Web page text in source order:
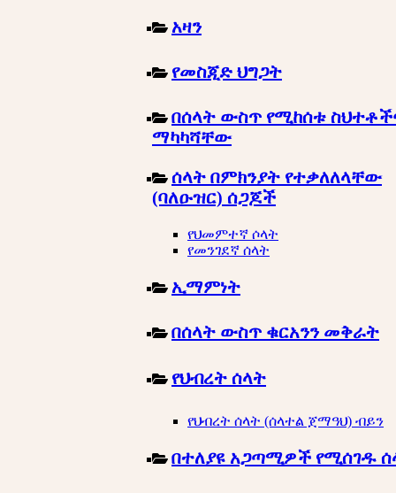
አዛን
የመስጂድ ህግጋት
በሰላት ውስጥ የሚከሰቱ
ማካካሻቸው
ሰላት በምክንያት የተቃለለላቸው
(ባለዑዝር) ሰጋጆች
የህመምተኛ ሶላት
የመንገደኛ ሰላት
ኢማምነት
በሰላት ውስጥ ቁርአንን መቅራት
የህብረት ሰላት
የህብረት ሰላት (ሰላተል ጀማዓህ) ብይን
በተለያዩ አጋጣሚዎች የሚሰገዱ